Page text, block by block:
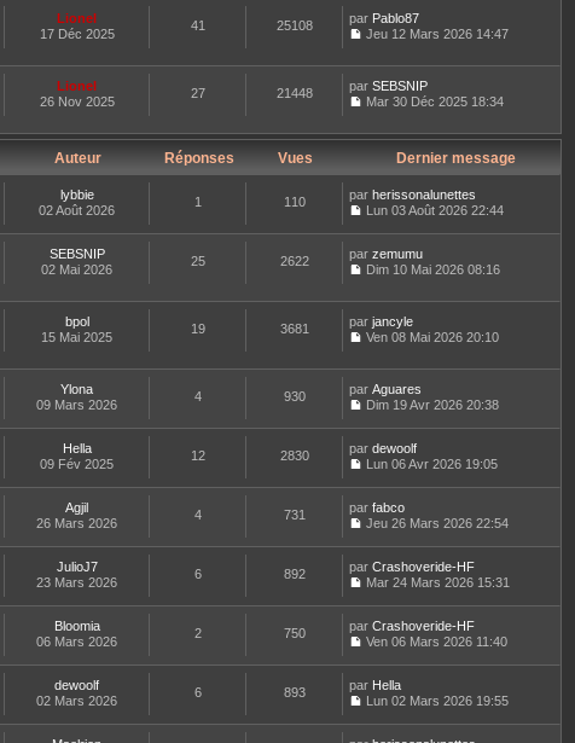
Lionel
17 Déc 2025
41 25108 par Pablo87
s
u
t
e
d
e
r
n
m
e
a
g
Jeu 12 Mars 2026 14:47
Lionel
26 Nov 2025
27 21448 par SEBSNIP
n
u
l
r
l
e
e
r
n
m
e
s
s
a
e
Mar 30 Déc 2025 18:34
Auteur Réponses Vues Dernier message
lybbie
02 Août 2026
1 110 par herissonalunettes
o
n
s
l
t
e
d
e
r
i
e
r
m
e
s
a
g
Lun 03 Août 2026 22:44
SEBSNIP
02 Mai 2026
25 2622 par zemumu
s
u
e
d
e
r
i
e
r
m
e
s
a
g
Dim 10 Mai 2026 08:16
bpol
15 Mai 2025
19 3681 par jancyle
s
u
l
t
e
l
e
d
n
m
e
s
a
g
e
Ven 08 Mai 2026 20:10
Ylona
09 Mars 2026
4 930 par Aguares
o
n
s
t
e
e
d
e
r
n
e
r
m
Dim 19 Avr 2026 20:38
Hella
09 Fév 2025
12 2830 par dewoolf
o
n
s
t
e
e
d
e
r
n
e
Lun 06 Avr 2026 19:05
Agjil
26 Mars 2026
4 731 par fabco
o
n
s
t
e
e
d
e
r
Jeu 26 Mars 2026 22:54
JulioJ7
23 Mars 2026
6 892 par Crashoveride-HF
o
n
s
t
e
Mar 24 Mars 2026 15:31
Bloomia
06 Mars 2026
2 750 par Crashoveride-HF
o
n
s
Ven 06 Mars 2026 11:40
dewoolf
02 Mars 2026
6 893 par Hella
o
Lun 02 Mars 2026 19:55